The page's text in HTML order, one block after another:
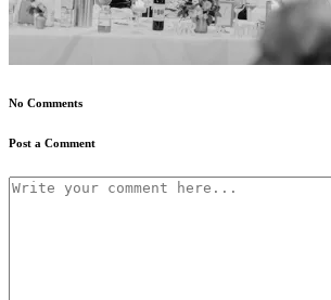
No Comments
Post a Comment